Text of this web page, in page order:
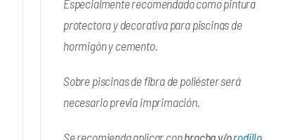
Especialmente recomendado como pintura
protectora y decorativa para piscinas de
hormigón y cemento.
Sobre piscinas de fibra de poliéster será
necesario previa imprimación.